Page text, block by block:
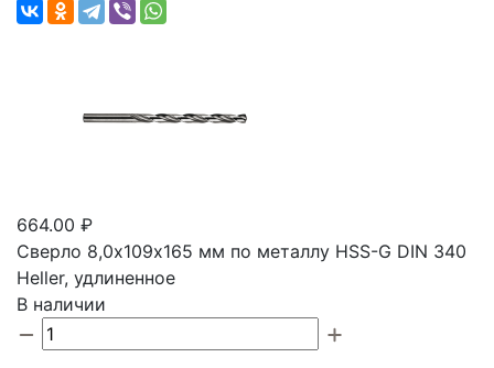
664.00 ₽
Сверло 8,0х109х165 мм по металлу HSS-G DIN 340
Heller, удлиненное
В наличии